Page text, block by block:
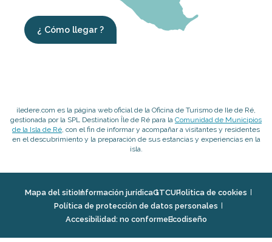
¿ Cómo llegar ?
iledere.com es la página web oficial de la Oficina de Turismo de Ile de Ré,
gestionada por la SPL Destination Île de Ré para la Comunidad de Municipios
de la Isla de Ré, con el fin de informar y acompañar a visitantes y residentes
en el descubrimiento y la preparación de sus estancias y experiencias en la
isla.
Mapa del sitioInformación jurídicaGTCUPolitica de cookies
Política de protección de datos personales
Accesibilidad: no conformeEcodiseño